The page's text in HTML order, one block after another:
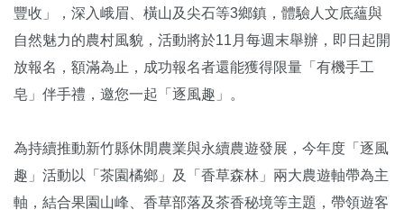
豐收」，深入峨眉、橫山及尖石等3鄉鎮，體驗人文底蘊與
自然魅力的農村風貌，活動將於11月每週末舉辦，即日起開
放報名，額滿為止，成功報名者還能獲得限量「有機手工
皂」伴手禮，邀您一起「逐風趣」。
為持續推動新竹縣休閒農業與永續農遊發展，今年度「逐風
趣」活動以「茶園橘鄉」及「香草森林」兩大農遊軸帶為主
軸，結合果園山峰、香草部落及茶香秘境等主題，帶領遊客